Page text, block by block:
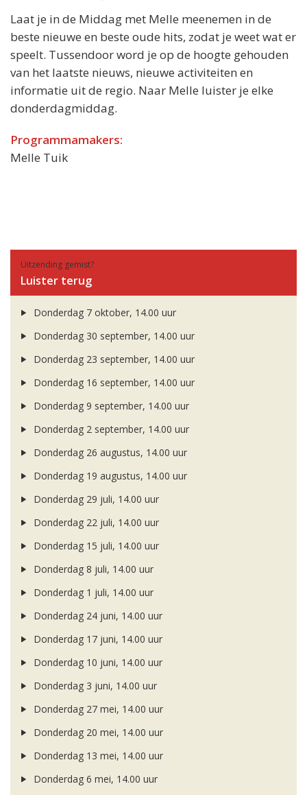
Laat je in de Middag met Melle meenemen in de
beste nieuwe en beste oude hits, zodat je weet wat er
speelt. Tussendoor word je op de hoogte gehouden
van het laatste nieuws, nieuwe activiteiten en
informatie uit de regio. Naar Melle luister je elke
donderdagmiddag.
Programmamakers:
Melle Tuik
Uitzending gemist?
Luister terug
Donderdag 7 oktober, 14.00 uur
Donderdag 30 september, 14.00 uur
Donderdag 23 september, 14.00 uur
Donderdag 16 september, 14.00 uur
Donderdag 9 september, 14.00 uur
Donderdag 2 september, 14.00 uur
Donderdag 26 augustus, 14.00 uur
Donderdag 19 augustus, 14.00 uur
Donderdag 29 juli, 14.00 uur
Donderdag 22 juli, 14.00 uur
Donderdag 15 juli, 14.00 uur
Donderdag 8 juli, 14.00 uur
Donderdag 1 juli, 14.00 uur
Donderdag 24 juni, 14.00 uur
Donderdag 17 juni, 14.00 uur
Donderdag 10 juni, 14.00 uur
Donderdag 3 juni, 14.00 uur
Donderdag 27 mei, 14.00 uur
Donderdag 20 mei, 14.00 uur
Donderdag 13 mei, 14.00 uur
Donderdag 6 mei, 14.00 uur